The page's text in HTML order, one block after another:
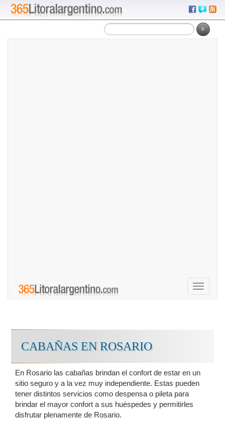
Toggle
CABAÑAS EN ROSARIO
En Rosario las cabañas brindan el confort de estar en un
sitio seguro y a la vez muy independiente. Estas pueden
tener distintos servicios como despensa o pileta para
brindar el mayor confort a sus huéspedes y permitirles
disfrutar plenamente de Rosario.